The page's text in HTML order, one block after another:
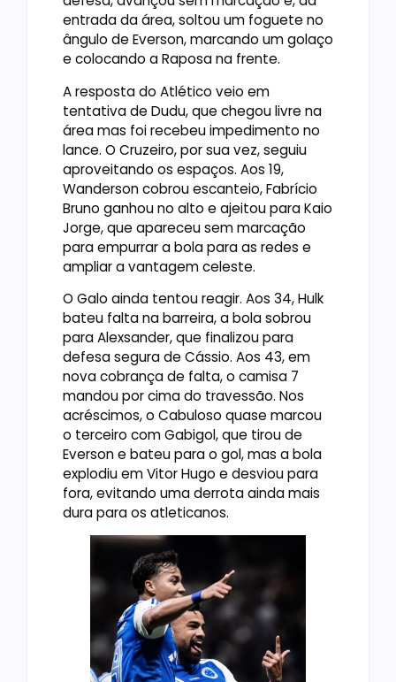
entrada da área, soltou um foguete no
ângulo de Everson, marcando um golaço
e colocando a Raposa na frente.
A resposta do Atlético veio em
tentativa de Dudu, que chegou livre na
área mas foi recebeu impedimento no
lance. O Cruzeiro, por sua vez, seguiu
aproveitando os espaços. Aos 19,
Wanderson cobrou escanteio, Fabrício
Bruno ganhou no alto e ajeitou para Kaio
Jorge, que apareceu sem marcação
para empurrar a bola para as redes e
ampliar a vantagem celeste.
O Galo ainda tentou reagir. Aos 34, Hulk
bateu falta na barreira, a bola sobrou
para Alexsander, que finalizou para
defesa segura de Cássio. Aos 43, em
nova cobrança de falta, o camisa 7
mandou por cima do travessão. Nos
acréscimos, o Cabuloso quase marcou
o terceiro com Gabigol, que tirou de
Everson e bateu para o gol, mas a bola
explodiu em Vitor Hugo e desviou para
fora, evitando uma derrota ainda mais
dura para os atleticanos.